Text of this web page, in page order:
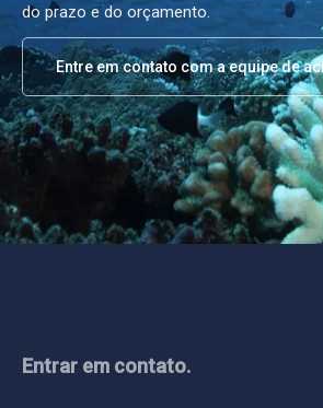
do prazo e do orçamento.
Entre em contato com a equipe de
Entrar em contato.